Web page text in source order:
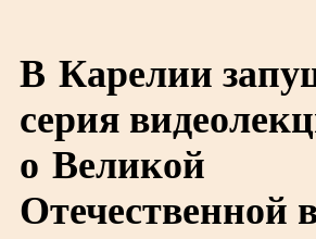
В Карелии
серия
о Великой
Отечественной